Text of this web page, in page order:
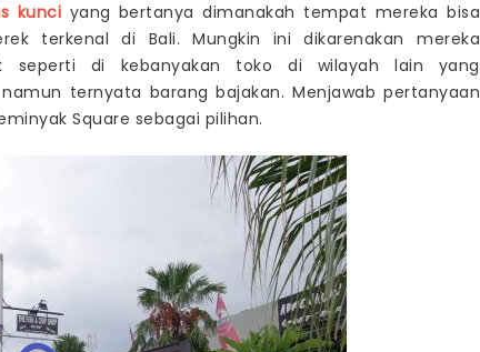
kunci yang bertanya dimanakah tempat mereka bisa
terkenal di Bali. Mungkin ini dikarenakan mereka
seperti di kebanyakan toko di wilayah lain yang
ternyata barang bajakan. Menjawab pertanyaan
Square sebagai pilihan.